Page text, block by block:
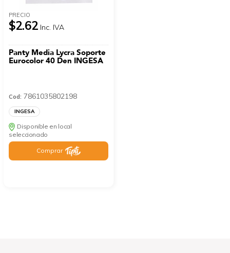
PRECIO
$2.62 Inc. IVA
Panty Media Lycra Soporte
Eurocolor 40 Den INGESA
Cod: 7861035802198
INGESA
Disponible en local
seleccionado
Comprar